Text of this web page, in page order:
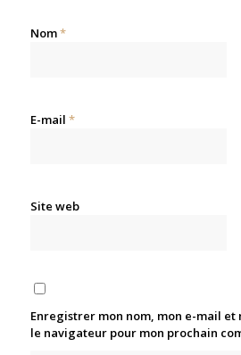
Nom*
E-mail *
Site web
Enregistrer mon nom, mon e-mail et
le navigateur pour mon prochain